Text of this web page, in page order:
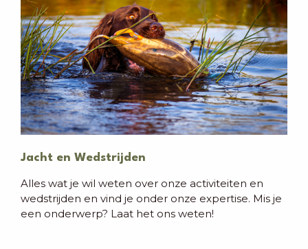
Jacht en Wedstrijden
Alles wat je wil weten over onze activiteiten en
wedstrijden en vind je onder onze expertise. Mis je
een onderwerp? Laat het ons weten!